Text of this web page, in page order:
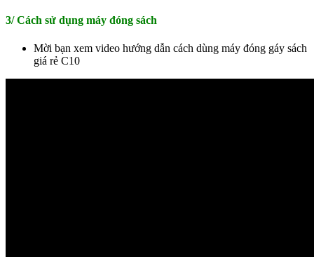
3/ Cách sử dụng máy đóng sách
Mời bạn xem video hướng dẫn cách dùng máy đóng gáy sách
giá rẻ C10